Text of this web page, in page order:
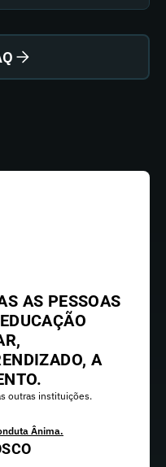
AS PESSOAS
A
outras instituições.
Ânima.